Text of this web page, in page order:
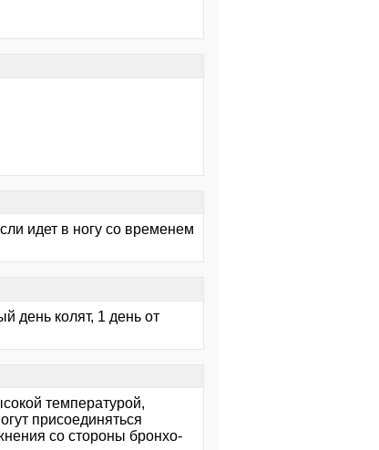
идет в ногу со временем
день колят, 1 день от
температурой,
присоединяться
со стороны бронхо-